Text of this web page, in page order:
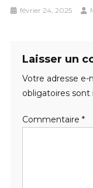
février 24, 2025
Laisser un
Votre adresse e-
obligatoires sont
Commentaire *